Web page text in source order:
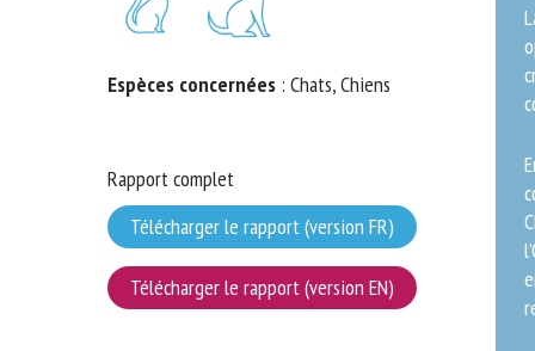
Espèces concernées : Chats, Chiens
Rapport complet
Télécharger le rapport (version FR)
Télécharger le rapport (version EN)